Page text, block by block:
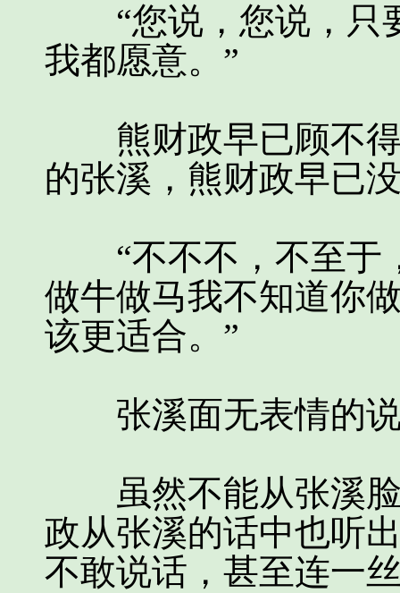
“您说，您说，只
我都愿意。”
熊财政早已顾不得
的张溪，熊财政早已
“不不不，不至于
做牛做马我不知道你
该更适合。”
张溪面无表情的说
虽然不能从张溪脸
政从张溪的话中也听
不敢说话，甚至连一